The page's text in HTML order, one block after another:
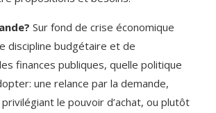
Sur fond de crise économique
discipline budgétaire et de
finances publiques, quelle politique
une relance par la demande,
le pouvoir d’achat, ou plutôt